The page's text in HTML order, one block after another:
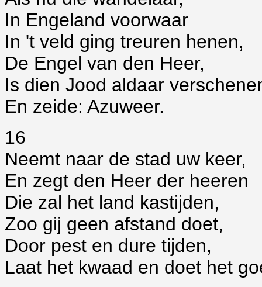
In Engeland voorwaar
In 't veld ging treuren henen,
De Engel van den Heer,
Is dien Jood aldaar
En zeide: Azuweer.
16
Neemt naar de stad uw keer,
En zegt den Heer der heeren
Die zal het land kastijden,
Zoo gij geen afstand doet,
Door pest en dure tijden,
Laat het kwaad en doet het